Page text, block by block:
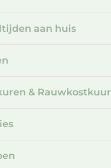
aan huis
& Rauwkostkuur